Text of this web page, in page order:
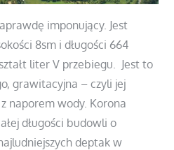
imponujący. Jest
8sm i długości 664
liter V przebiegu. Jest to
grawitacyjna – czyli jej
naporem wody. Korona
długości budowli o
deptak w